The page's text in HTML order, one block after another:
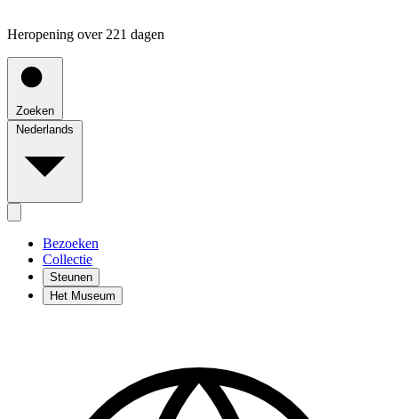
Heropening over 221 dagen
Zoeken
Nederlands
Bezoeken
Collectie
Steunen
Het Museum